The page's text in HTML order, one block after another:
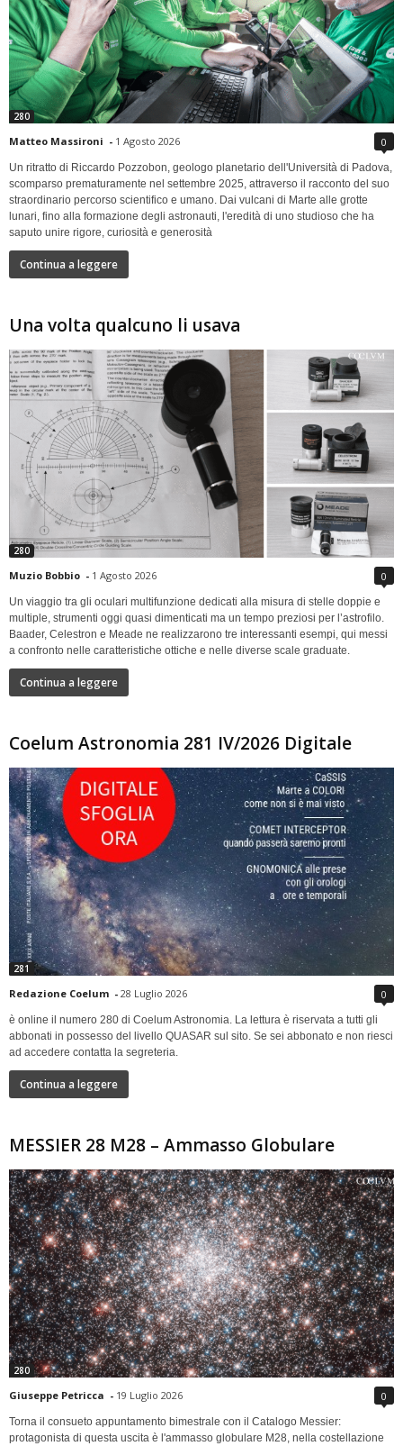
280
Matteo Massironi - 1 Agosto 2026 0
Un ritratto di Riccardo Pozzobon, geologo planetario dell'Università di Padova,
scomparso prematuramente nel settembre 2025, attraverso il racconto del suo
straordinario percorso scientifico e umano. Dai vulcani di Marte alle grotte
lunari, fino alla formazione degli astronauti, l'eredità di uno studioso che ha
saputo unire rigore, curiosità e generosità
Continua a leggere
Una volta qualcuno li usava
280
Muzio Bobbio - 1 Agosto 2026 0
Un viaggio tra gli oculari multifunzione dedicati alla misura di stelle doppie e
multiple, strumenti oggi quasi dimenticati ma un tempo preziosi per l’astrofilo.
Baader, Celestron e Meade ne realizzarono tre interessanti esempi, qui messi
a confronto nelle caratteristiche ottiche e nelle diverse scale graduate.
Continua a leggere
Coelum Astronomia 281 IV/2026 Digitale
281
Redazione Coelum - 28 Luglio 2026 0
è online il numero 280 di Coelum Astronomia. La lettura è riservata a tutti gli
abbonati in possesso del livello QUASAR sul sito. Se sei abbonato e non riesci
ad accedere contatta la segreteria.
Continua a leggere
MESSIER 28 M28 – Ammasso Globulare
280
Giuseppe Petricca - 19 Luglio 2026 0
Torna il consueto appuntamento bimestrale con il Catalogo Messier:
protagonista di questa uscita è l'ammasso globulare M28, nella costellazione